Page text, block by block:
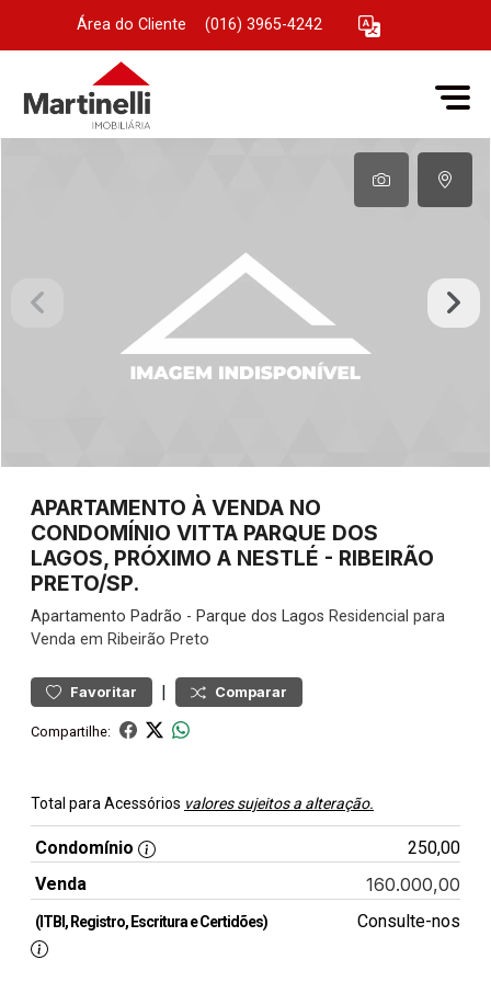
Área do Cliente (016) 3965-4242
APARTAMENTO À VENDA NO
CONDOMÍNIO VITTA PARQUE DOS
LAGOS, PRÓXIMO A NESTLÉ - RIBEIRÃO
PRETO/SP.
Apartamento Padrão - Parque dos Lagos Residencial para
Venda em Ribeirão Preto
Favoritar | Comparar
Compartilhe:
Total para Acessórios valores sujeitos a alteração.
Condomínio
250,00
Venda
160.000,00
(ITBI, Registro, Escritura e Certidões) Consulte-nos